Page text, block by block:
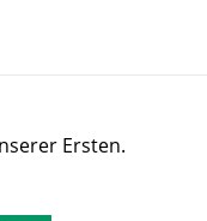
Ersten.